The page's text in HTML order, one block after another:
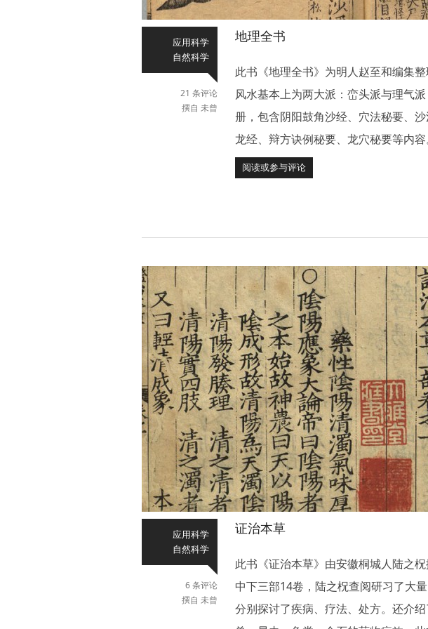
应用科学
自然科学
21 条评论
撰自 未曾
地理全书
此书《地理全书》为明人赵至和编集
风水基本上为两大派：峦头派与理气
册，包含阴阳鼓角沙经、穴法秘要、
龙经、辩方诀例秘要、龙穴秘要等内容
阅读或参与评论
应用科学
自然科学
6 条评论
撰自 未曾
证治本草
此书《证治本草》由安徽桐城人陆之
中下三部14卷，陆之柷查阅研习了大
分别探讨了疾病、疗法、处方。还介